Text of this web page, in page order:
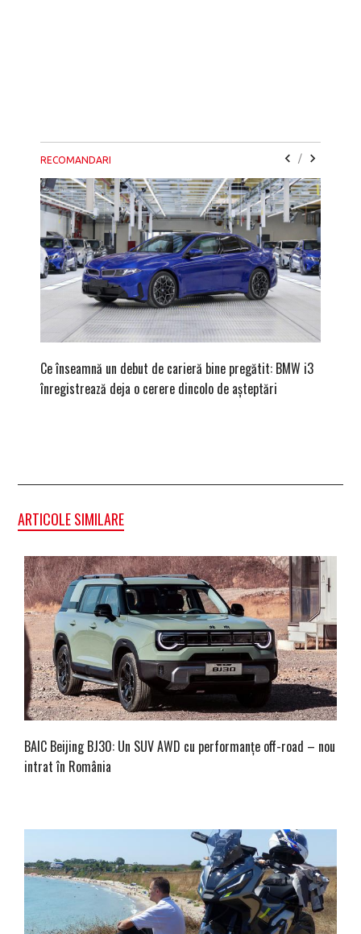
RECOMANDARI /
Ce înseamnă un debut de carieră bine pregătit: BMW i3
înregistrează deja o cerere dincolo de așteptări
ARTICOLE SIMILARE
BAIC Beijing BJ30: Un SUV AWD cu performanțe off-road – nou
intrat în România